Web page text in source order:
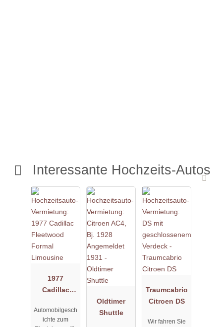
Interessante Hochzeits-Autos
1977
Cadillac
Formal
Limousine
Automobilgesch
ichte zum
Oldtimer
Shuttle
Traumcabrio
Citroen DS
Wir fahren Sie